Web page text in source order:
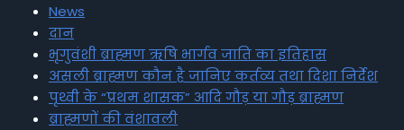
News
दान
भृगुवंशी ब्राह्मण ऋषि भार्गव जाति का इतिहास
असली ब्राह्मण कौन है जानिए कर्तव्य तथा दिशा निर्देश
पृथ्वी के “प्रथम शासक” आदि गौड़ या गौड़ ब्राह्मण
ब्राह्मणों की वंशावली